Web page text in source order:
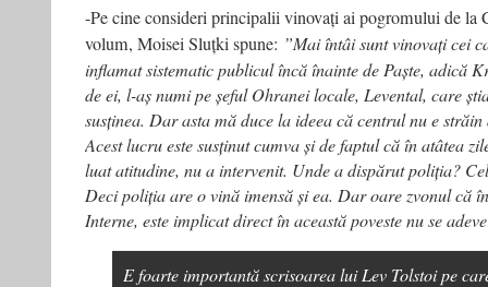
-Pe cine consideri principalii vinovați ai pogromului de la
volum, Moisei Sluțki spune: ”Mai întâi sunt vinovați cei
inflamat sistematic publicul încă înainte de Paște, adică
de ei, l-aș numi pe șeful Ohranei locale, Levental, care
susținea. Dar asta mă duce la ideea că centrul nu e
Acest lucru este susținut cumva și de faptul că în atâtea
luat atitudine, nu a intervenit. Unde a dispărut poliția?
Deci poliția are o vină imensă și ea. Dar oare zvonul că
Interne, este implicat direct în această poveste nu se
E foarte importantă scrisoarea lui Lev Tolstoi pe